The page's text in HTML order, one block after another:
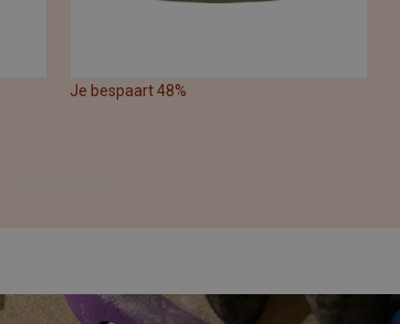
Je bespaart 48%